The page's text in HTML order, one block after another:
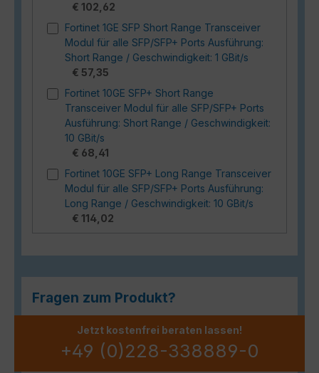
€ 102,62
Fortinet 1GE SFP Short Range Transceiver
Modul für alle SFP/SFP+ Ports Ausführung:
Short Range / Geschwindigkeit: 1 GBit/s
€ 57,35
Fortinet 10GE SFP+ Short Range
Transceiver Modul für alle SFP/SFP+ Ports
Ausführung: Short Range / Geschwindigkeit:
10 GBit/s
€ 68,41
Fortinet 10GE SFP+ Long Range Transceiver
Modul für alle SFP/SFP+ Ports Ausführung:
Long Range / Geschwindigkeit: 10 GBit/s
€ 114,02
Fragen zum Produkt?
Jetzt kostenfrei beraten lassen!
+49 (0)228-338889-0